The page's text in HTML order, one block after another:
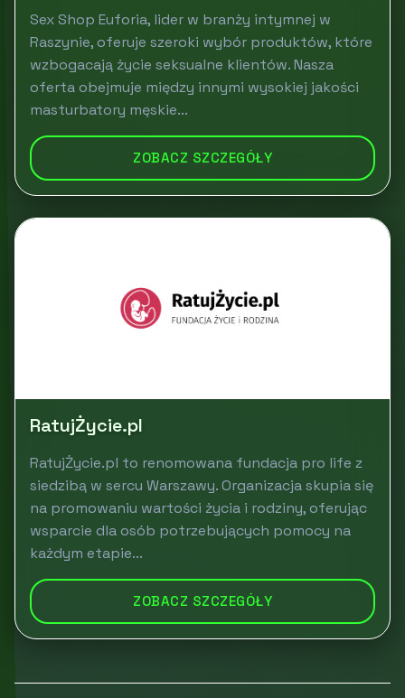
Sex Shop Euforia, lider w branży intymnej w
Raszynie, oferuje szeroki wybór produktów, które
wzbogacają życie seksualne klientów. Nasza
oferta obejmuje między innymi wysokiej jakości
masturbatory męskie...
ZOBACZ SZCZEGÓŁY
RatujŻycie.pl
RatujŻycie.pl to renomowana fundacja pro life z
siedzibą w sercu Warszawy. Organizacja skupia się
na promowaniu wartości życia i rodziny, oferując
wsparcie dla osób potrzebujących pomocy na
każdym etapie...
ZOBACZ SZCZEGÓŁY